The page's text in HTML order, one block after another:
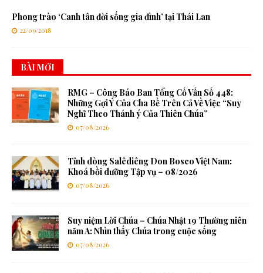
Phong trào ‘Canh tân đời sống gia đình’ tại Thái Lan
22/09/2018
BÀI MỚI
RMG – Công Báo Ban Tổng Cố Vấn Số 448:
Những Gợi Ý Của Cha Bề Trên Cả Về Việc “Suy
Nghĩ Theo Thánh ý Của Thiên Chúa”
07/08/2026
Tỉnh dòng Salêdiêng Don Bosco Việt Nam:
Khoá bồi dưỡng Tập vụ – 08/2026
07/08/2026
Suy niệm Lời Chúa – Chúa Nhật 19 Thường niên
năm A: Nhìn thấy Chúa trong cuộc sống
07/08/2026